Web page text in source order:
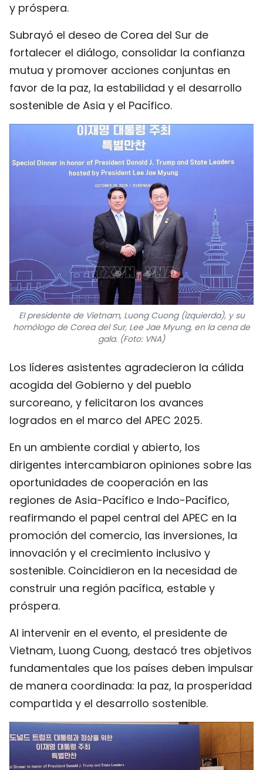
y próspera.
Subrayó el deseo de Corea del Sur de
fortalecer el diálogo, consolidar la confianza
mutua y promover acciones conjuntas en
favor de la paz, la estabilidad y el desarrollo
sostenible de Asia y el Pacífico.
El presidente de Vietnam, Luong Cuong (izquierda), y su
homólogo de Corea del Sur, Lee Jae Myung, en la cena de
gala. (Foto: VNA)
Los líderes asistentes agradecieron la cálida
acogida del Gobierno y del pueblo
surcoreano, y felicitaron los avances
logrados en el marco del APEC 2025.
En un ambiente cordial y abierto, los
dirigentes intercambiaron opiniones sobre las
oportunidades de cooperación en las
regiones de Asia-Pacífico e Indo-Pacífico,
reafirmando el papel central del APEC en la
promoción del comercio, las inversiones, la
innovación y el crecimiento inclusivo y
sostenible. Coincidieron en la necesidad de
construir una región pacífica, estable y
próspera.
Al intervenir en el evento, el presidente de
Vietnam, Luong Cuong, destacó tres objetivos
fundamentales que los países deben impulsar
de manera coordinada: la paz, la prosperidad
compartida y el desarrollo sostenible.